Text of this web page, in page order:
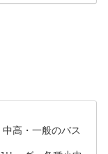
高・一般のバス